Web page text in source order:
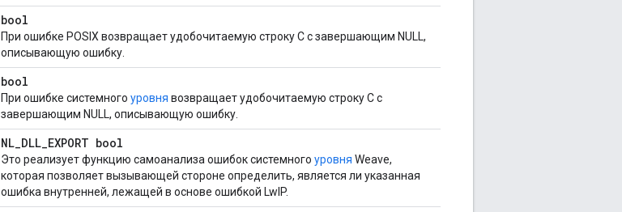
bool
При ошибке POSIX возвращает удобочитаемую строку C с завершающим NULL,
описывающую ошибку.
bool
При ошибке системного уровня возвращает удобочитаемую строку C с
завершающим NULL, описывающую ошибку.
NL_DLL_EXPORT bool
Это реализует функцию самоанализа ошибок системного уровня Weave,
которая позволяет вызывающей стороне определить, является ли указанная
ошибка внутренней, лежащей в основе ошибкой LwIP.